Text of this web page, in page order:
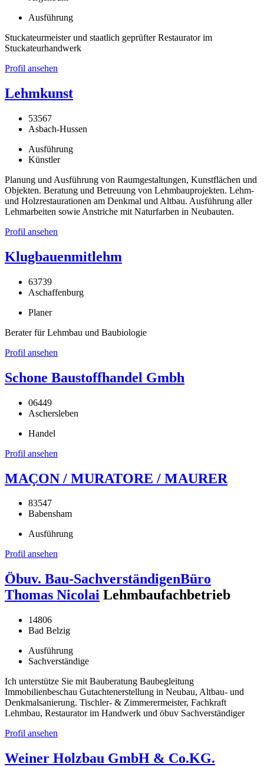
Ausführung
Stuckateurmeister und staatlich geprüfter Restaurator im
Stuckateurhandwerk
Profil ansehen
Lehmkunst
53567
Asbach-Hussen
Ausführung
Künstler
Planung und Ausführung von Raumgestaltungen, Kunstflächen und
Objekten. Beratung und Betreuung von Lehmbauprojekten. Lehm-
und Holzrestaurationen am Denkmal und Altbau. Ausführung aller
Lehmarbeiten sowie Anstriche mit Naturfarben in Neubauten.
Profil ansehen
Klugbauenmitlehm
63739
Aschaffenburg
Planer
Berater für Lehmbau und Baubiologie
Profil ansehen
Schone Baustoffhandel Gmbh
06449
Aschersleben
Handel
Profil ansehen
MAÇON / MURATORE / MAURER
83547
Babensham
Ausführung
Profil ansehen
Öbuv. Bau-SachverständigenBüro
Thomas Nicolai Lehmbaufachbetrieb
14806
Bad Belzig
Ausführung
Sachverständige
Ich unterstütze Sie mit Bauberatung Baubegleitung
Immobilienbeschau Gutachtenerstellung in Neubau, Altbau- und
Denkmalsanierung. Tischler- & Zimmerermeister, Fachkraft
Lehmbau, Restaurator im Handwerk und öbuv Sachverständiger
Profil ansehen
Weiner Holzbau GmbH & Co.KG.